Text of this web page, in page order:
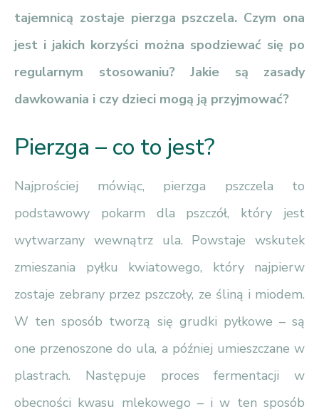
tajemnicą zostaje pierzga pszczela. Czym ona
jest i jakich korzyści można spodziewać się po
regularnym stosowaniu? Jakie są zasady
dawkowania i czy dzieci mogą ją przyjmować?
Pierzga – co to jest?
Najprościej mówiąc, pierzga pszczela to
podstawowy pokarm dla pszczół, który jest
wytwarzany wewnątrz ula. Powstaje wskutek
zmieszania pyłku kwiatowego, który najpierw
zostaje zebrany przez pszczoły, ze śliną i miodem.
W ten sposób tworzą się grudki pyłkowe – są
one przenoszone do ula, a później umieszczane w
plastrach. Następuje proces fermentacji w
obecności kwasu mlekowego – i w ten sposób